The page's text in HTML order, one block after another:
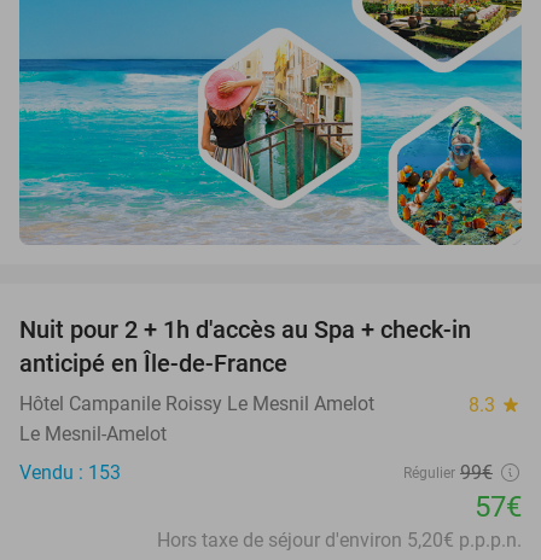
42%
Nuit pour 2 + 1h d'accès au Spa + check-in
anticipé en Île-de-France
Hôtel Campanile Roissy Le Mesnil Amelot 8.3 star
Le Mesnil-Amelot
Vendu : 153
Régulier 99€
57€
Hors taxe de séjour d'environ 5,20€ p.p.p.n.